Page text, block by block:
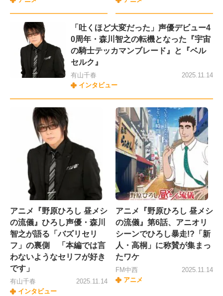
「吐くほど大変だった」声優デビュー4
0周年・森川智之の転機となった『宇宙
の騎士テッカマンブレード』と『ベル
セルク』
有山千春
インタビュー
2025.11.14
アニメ『野原ひろし 昼メシ
の流儀』ひろし声優・森川
智之が語る「バズリセリ
フ」の裏側 「本編では言
わないようなセリフが好き
です」
有山千春
インタビュー
2025.11.14
アニメ『野原ひろし 昼メシ
の流儀』第6話、アニオリ
シーンでひろし暴走!?「新
人・高桐」に称賛が集まっ
たワケ
FM中西
アニメ
2025.11.14